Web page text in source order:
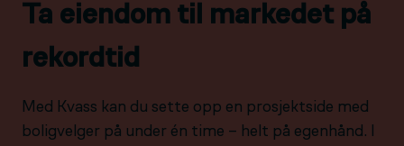
Ta eiendom til markedet på
rekordtid
Med Kvass kan du sette opp en prosjektside med
boligvelger på under én time – helt på egenhånd. I